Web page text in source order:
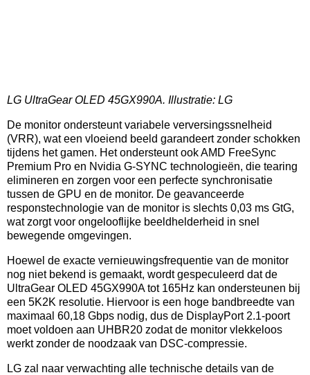
LG UltraGear OLED 45GX990A. Illustratie: LG
De monitor ondersteunt variabele verversingssnelheid
(VRR), wat een vloeiend beeld garandeert zonder schokken
tijdens het gamen. Het ondersteunt ook AMD FreeSync
Premium Pro en Nvidia G-SYNC technologieën, die tearing
elimineren en zorgen voor een perfecte synchronisatie
tussen de GPU en de monitor. De geavanceerde
responstechnologie van de monitor is slechts 0,03 ms GtG,
wat zorgt voor ongelooflijke beeldhelderheid in snel
bewegende omgevingen.
Hoewel de exacte vernieuwingsfrequentie van de monitor
nog niet bekend is gemaakt, wordt gespeculeerd dat de
UltraGear OLED 45GX990A tot 165Hz kan ondersteunen bij
een 5K2K resolutie. Hiervoor is een hoge bandbreedte van
maximaal 60,18 Gbps nodig, dus de DisplayPort 2.1-poort
moet voldoen aan UHBR20 zodat de monitor vlekkeloos
werkt zonder de noodzaak van DSC-compressie.
LG zal naar verwachting alle technische details van de